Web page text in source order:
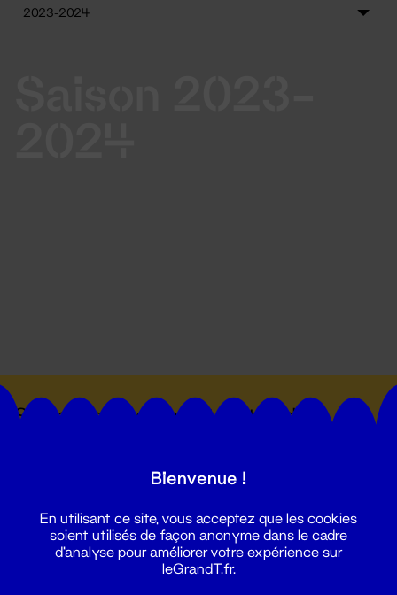
Suivez toutes les actualités du
Bienvenue !
En utilisant ce site, vous acceptez que les cookies
soient utilisés de façon anonyme dans le cadre
d'analyse pour améliorer votre expérience sur
leGrandT.fr.